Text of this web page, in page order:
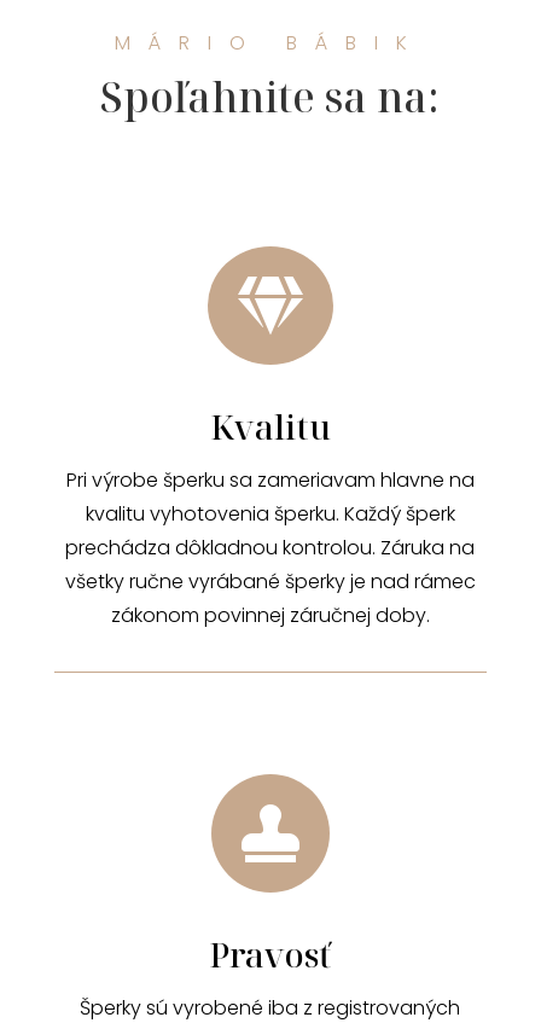
MÁRIO BÁBIK
Spoľahnite sa na:

Kvalitu
Pri výrobe šperku sa zameriavam hlavne na
kvalitu vyhotovenia šperku. Každý šperk
prechádza dôkladnou kontrolou. Záruka na
všetky ručne vyrábané šperky je nad rámec
zákonom povinnej záručnej doby.

Pravosť
Šperky sú vyrobené iba z registrovaných